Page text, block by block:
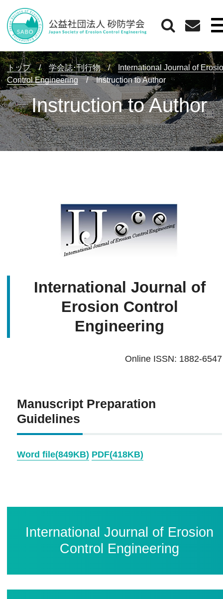
Instruction to Author
トップ / 学会誌･刊行物 /
International Journal of
Control Engineering
/ Instruction to Author
International Journal of
Erosion Control
Engineering
Online ISSN: 1882-6547
Manuscript Preparation
Guidelines
Word file(849KB) PDF(418KB)
International Journal of Erosion
Control Engineering